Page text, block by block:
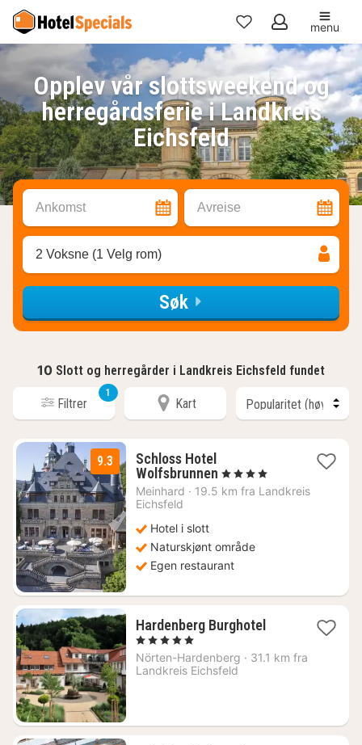
Mine
favoritter
menu
Opplev vår slottsweekend og
herregårdsferie i Landkreis
Eichsfeld
Ankomst Avreise
2 Voksne (1 Velg rom)
Søk
10 Slott og herregårder i Landkreis Eichsfeld fundet
Filtrer
1
Kart
9.3
Schloss Hotel
Wolfsbrunnen 1
natt
, 4 Stjerner
Meinhard · 19.5 km fra Landkreis
Eichsfeld
Hotel i slott
Naturskjønt område
Egen restaurant
Hardenberg Burghotel1
fra
, 5 Stjerner
Nörten-Hardenberg · 31.1 km fra
Landkreis Eichsfeld